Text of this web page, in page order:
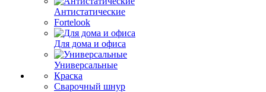
Антистатические
Fortelook
Для дома и офиса
Универсальные
Краска
Сварочный шнур